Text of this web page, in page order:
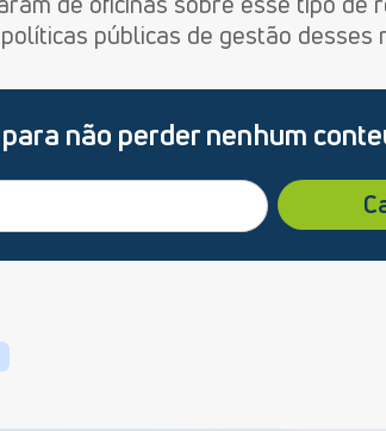
públicas de gestão desses
não perder nenhum